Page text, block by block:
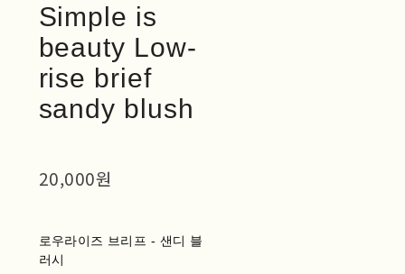
Simple is
beauty Low-
rise brief
sandy blush
20,000원
로우라이즈 브리프 - 샌디 블
러시